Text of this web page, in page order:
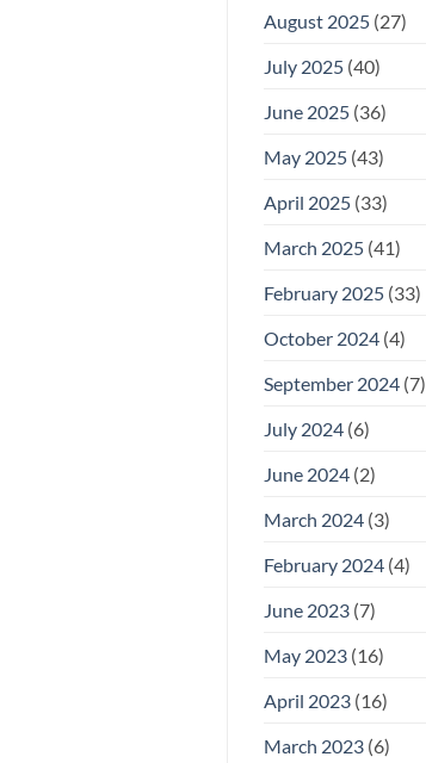
August 2025(27)
July 2025(40)
June 2025(36)
May 2025(43)
April 2025(33)
March 2025(41)
February 2025(33)
October 2024(4)
September 2024(7)
July 2024(6)
June 2024(2)
March 2024(3)
February 2024(4)
June 2023(7)
May 2023(16)
April 2023(16)
March 2023(6)